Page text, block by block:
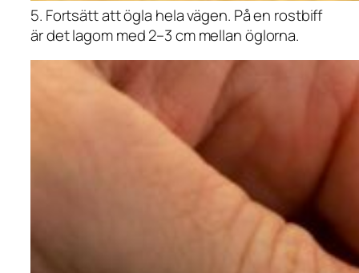
5. Fortsätt att ögla hela vägen. På en rostbiff
är det lagom med 2–3 cm mellan öglorna.